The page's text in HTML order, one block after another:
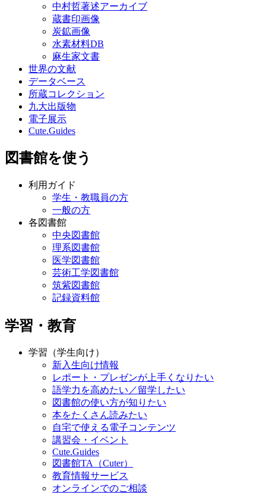
中村哲著述アーカイブ
蔵書印画像
炭鉱画像
水素材料DB
麻生家文書
世界の文献
データベース
所蔵コレクション
九大出版物
電子展示
Cute.Guides
図書館を使う
利用ガイド
学生・教職員の方
一般の方
各図書館
中央図書館
理系図書館
医学図書館
芸術工学図書館
筑紫図書館
記録資料館
学習・教育
学習（学生向け）
新入生向け情報
レポート・プレゼンが上手くなりたい
語学力を高めたい／留学したい
図書館の使い方が知りたい
本をたくさん読みたい
自宅で使える電子コンテンツ
講習会・イベント
Cute.Guides
図書館TA（Cuter）
教育情報サービス
オンラインでのご相談